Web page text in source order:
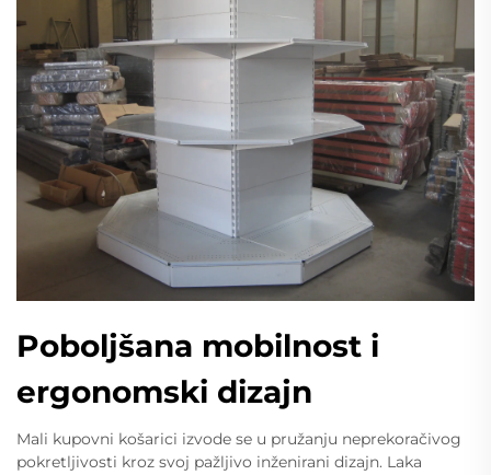
Poboljšana mobilnost i
ergonomski dizajn
Mali kupovni košarici izvode se u pružanju neprekoračivog
pokretljivosti kroz svoj pažljivo inženirani dizajn. Laka